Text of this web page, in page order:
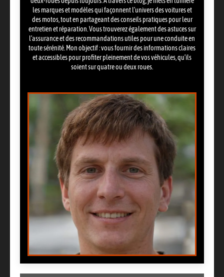
les marques et modèles qui façonnent l’univers des voitures et
des motos, tout en partageant des conseils pratiques pour leur
entretien et réparation. Vous trouverez également des astuces sur
l’assurance et des recommandations utiles pour une conduite en
toute sérénité. Mon objectif : vous fournir des informations claires
et accessibles pour profiter pleinement de vos véhicules, qu’ils
soient sur quatre ou deux roues.